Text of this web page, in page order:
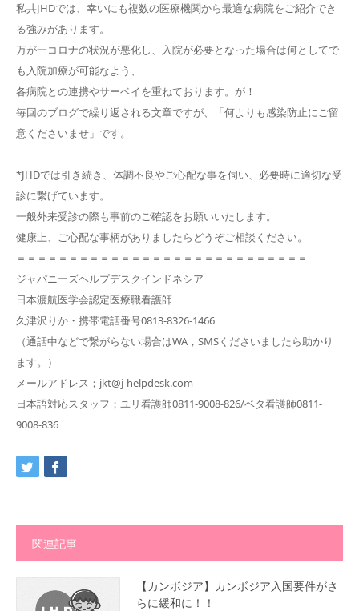
私共JHDでは、幸いにも複数の医療機関から最適な病院をご紹介でき
る強みがあります。
万が一コロナの状況が悪化し、入院が必要となった場合は何としてで
も入院加療が可能なよう、
各病院との連携やサーベイを重ねております。が！
毎回のブログで繰り返される文章ですが、「何よりも感染防止にご留
意くださいませ」です。
*JHDでは引き続き、体調不良やご心配な事を伺い、必要時に適切な受
診に繋げています。
一般外来受診の際も事前のご確認をお願いいたします。
健康上、ご心配な事柄がありましたらどうぞご相談ください。
＝＝＝＝＝＝＝＝＝＝＝＝＝＝＝＝＝＝＝＝＝＝＝＝＝＝＝＝
ジャパニーズヘルプデスクインドネシア
日本渡航医学会認定医療職看護師
久津沢りか・携帯電話番号0813-8326-1466
（通話中などで繋がらない場合はWA，SMSくださいましたら助かり
ます。）
メールアドレス；jkt@j-helpdesk.com
日本語対応スタッフ；ユリ看護師0811-9008-826/ベタ看護師0811-
9008-836
関連記事
【カンボジア】カンボジア入国要件がさ
らに緩和に！！